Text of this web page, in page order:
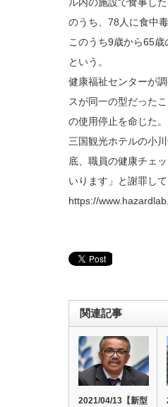
ル内の施設で食事し
のうち、78人に食中
このうち9歳から65
という。
健康福祉センターが
スが同一の型だった
の使用停止を命じた。
三国観光ホテルの小
底、職員の健康チェ
いります」と謝罪して
https://
関連記事
2021/04/13【新型